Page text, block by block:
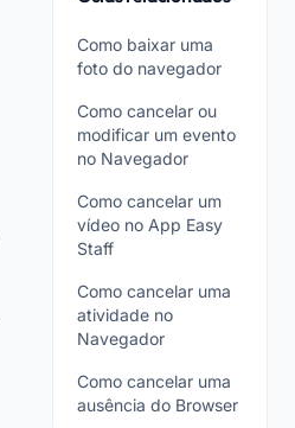
Como baixar uma
foto do navegador
Como cancelar ou
modificar um evento
no Navegador
Como cancelar um
vídeo no App Easy
Staff
Como cancelar uma
atividade no
Navegador
Como cancelar uma
ausência do Browser